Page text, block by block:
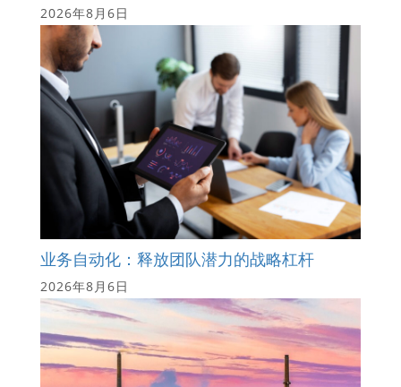
2026年8月6日
业务自动化：释放团队潜力的战略杠杆
2026年8月6日